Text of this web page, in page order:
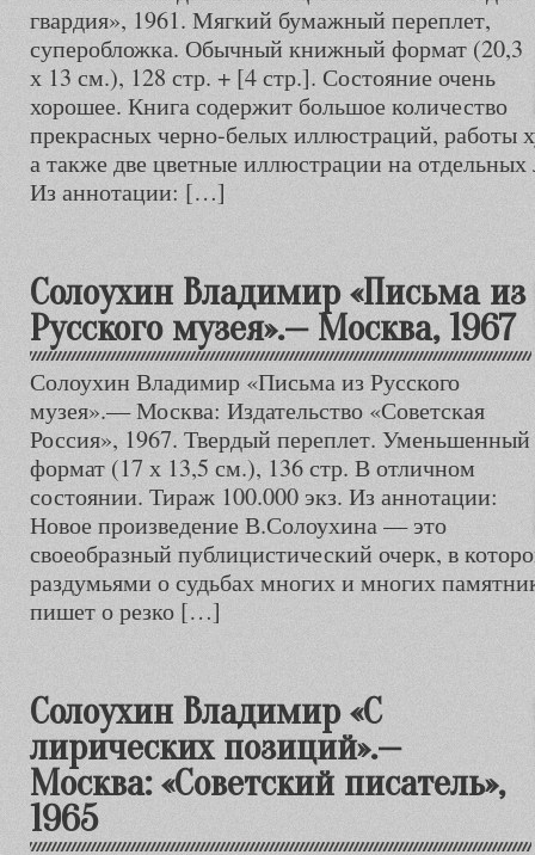
гвардия», 1961. Мягкий бумажный переплет,
суперобложка. Обычный книжный формат (20,3
х 13 см.), 128 стр. + [4 стр.]. Состояние очень
хорошее. Книга содержит большое количество
прекрасных черно-белых иллюстраций,
а также две цветные иллюстрации на
Из аннотации: […]
Солоухин Владимир «Письма из
Русского музея».— Москва, 1967
Солоухин Владимир «Письма из Русского
музея».— Москва: Издательство «Советская
Россия», 1967. Твердый переплет. Уменьшенный
формат (17 х 13,5 см.), 136 стр. В отличном
состоянии. Тираж 100.000 экз. Из аннотации:
Новое произведение В.Солоухина — это
своеобразный публицистический очерк, в
раздумьями о судьбах многих и многих
пишет о резко […]
Солоухин Владимир «С
лирических позиций».—
Москва: «Советский писатель»,
1965